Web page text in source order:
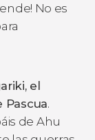
No es
el
Pascua.
de Ahu